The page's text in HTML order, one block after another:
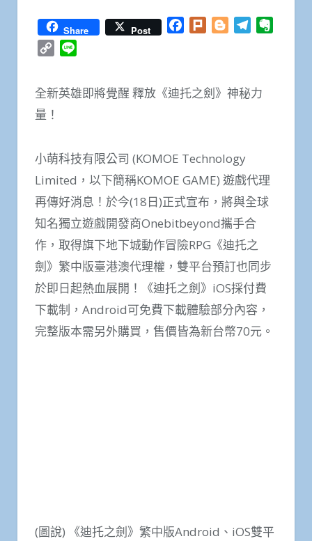
Share Post Facebook
Plurk BloggerTelegram
Copy
全新英雄即將覺醒 釋放《迪托之劍》神秘力
量！
小萌科技有限公司 (KOMOE Technology
Limited，以下簡稱KOMOE GAME) 遊戲代理
再傳好消息！於今(18日)正式宣布，將與全球
知名獨立遊戲開發商Onebitbeyond攜手合
作，取得旗下地下城動作冒險RPG《迪托之
劍》繁中版臺港澳代理權，雙平台預訂也同步
於即日起熱血展開！《迪托之劍》iOS採付費
下載制，Android可免費下載體驗部分內容，
完整版本需另外購買，售價皆為新台幣70元。
(圖說) 《迪托之劍》繁中版Android、iOS雙平